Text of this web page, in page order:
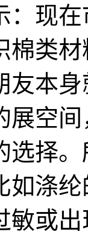
：现
棉类
友本
展空
选择
如涤
敏或